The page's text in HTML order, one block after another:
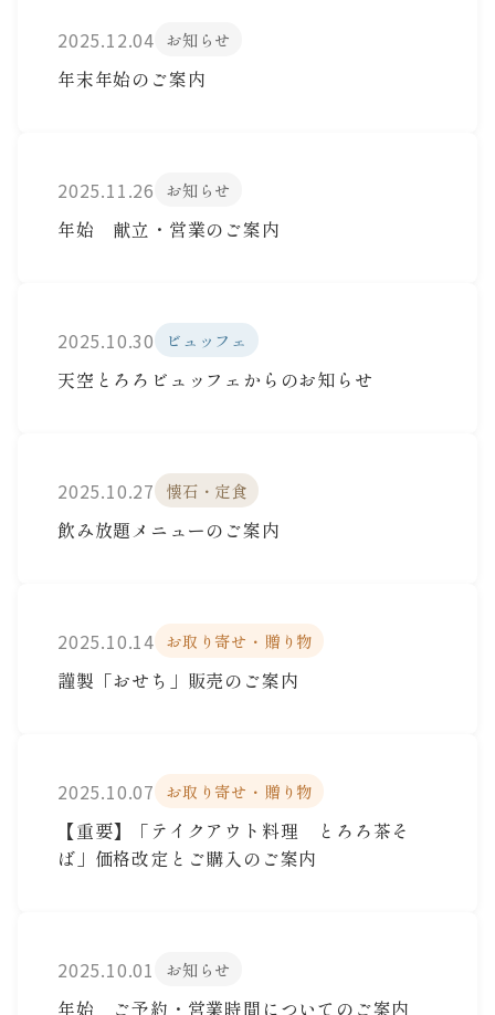
2025.12.04 お知らせ
年末年始のご案内
2025.11.26 お知らせ
年始 献立・営業のご案内
2025.10.30 ビュッフェ
天空とろろビュッフェからのお知らせ
2025.10.27 懐石・定食
飲み放題メニューのご案内
2025.10.14 お取り寄せ・贈り物
謹製「おせち」販売のご案内
2025.10.07 お取り寄せ・贈り物
【重要】「テイクアウト料理 とろろ茶そ
ば」価格改定とご購入のご案内
2025.10.01 お知らせ
年始 ご予約・営業時間についてのご案内